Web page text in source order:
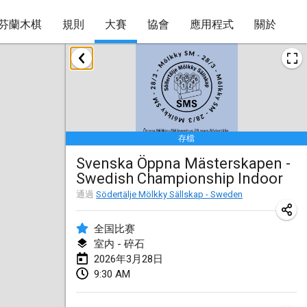
蘭木棋 規則 大賽 協會 應用程式 關於
存檔
Svenska Öppna Mästerskapen -
Swedish Championship Indoor
通過 Södertälje Mölkky Sällskap - Sweden
全国比赛
室内 - 碎石
2026年3月28日
9:30 AM
2026年1月
Tournoi de la bonne année
2026年1月10日|法國
Open de Boulay Triplette
2026年1月17日| 法國
取消
Concours de Honnelles
2026年1月18日|比利時
2026年1月31日
2026年2月